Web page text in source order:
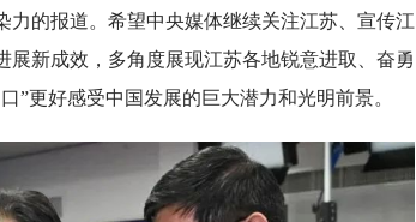
力的报道。希望中央媒体继续关注江苏、宣传江
新成效，多角度展现江苏各地锐意进取、奋勇
”更好感受中国发展的巨大潜力和光明前景。